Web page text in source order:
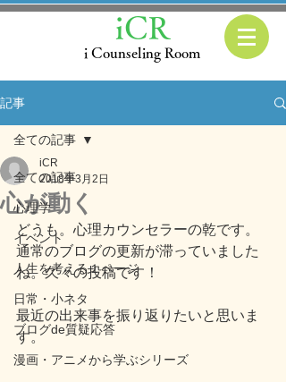
i Counseling Room
iCR
記事
全ての記事
心理学
イベント
人生を考える１ページ
日常・小ネタ
ブログde質疑応答
漫画・アニメから学ぶシリーズ
全ての記事
心が動く
iCR
2018年3月2日
どうも。心理カウンセラーの乾です。
通常のブログの更新が滞っていました
ね。久々の投稿です！
最近の出来事を振り返りたいと思いま
す。